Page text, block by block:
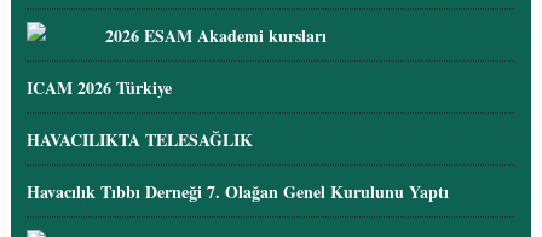
2026 ESAM Akademi kursları
ICAM 2026 Türkiye
HAVACILIKTA TELESAĞLIK
Havacılık Tıbbı Derneği 7. Olağan Genel Kurulunu Yaptı